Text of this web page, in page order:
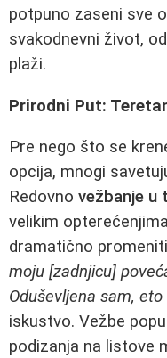
potpuno zaseni sve
svakodnevni život,
plaži.
Prirodni Put:
Pre nego što se
opcija, mnogi
Redovno vežbanje u
velikim
dramatično
moju [zadnjicu]
Oduševljena sam,
iskustvo. Vežbe
podizanja na listove